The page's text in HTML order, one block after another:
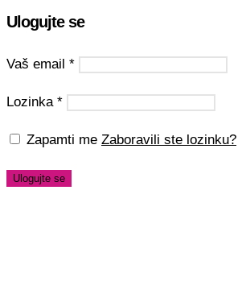
Ulogujte se
Vaš email *
Lozinka *
Zapamti me Zaboravili ste lozinku?
Ulogujte se